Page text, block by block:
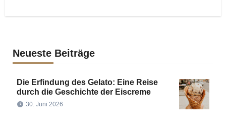
Neueste Beiträge
Die Erfindung des Gelato: Eine Reise
durch die Geschichte der Eiscreme
30. Juni 2026